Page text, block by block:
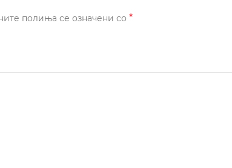
полиња се означени со *